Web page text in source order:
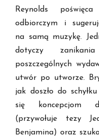
Reynolds
odbiorczym i
na samą muzykę.
dotyczy
poszczególnych
utwór po utworze.
jak doszło do
się koncepcjom
(przywołuje tezy
Benjamina) oraz